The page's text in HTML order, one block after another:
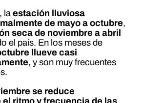
la estación lluviosa
de mayo a octubre,
seca de noviembre a abril
el país. En los meses de
llueve casi
, y son muy frecuentes
se reduce
ritmo y frecuencia de las